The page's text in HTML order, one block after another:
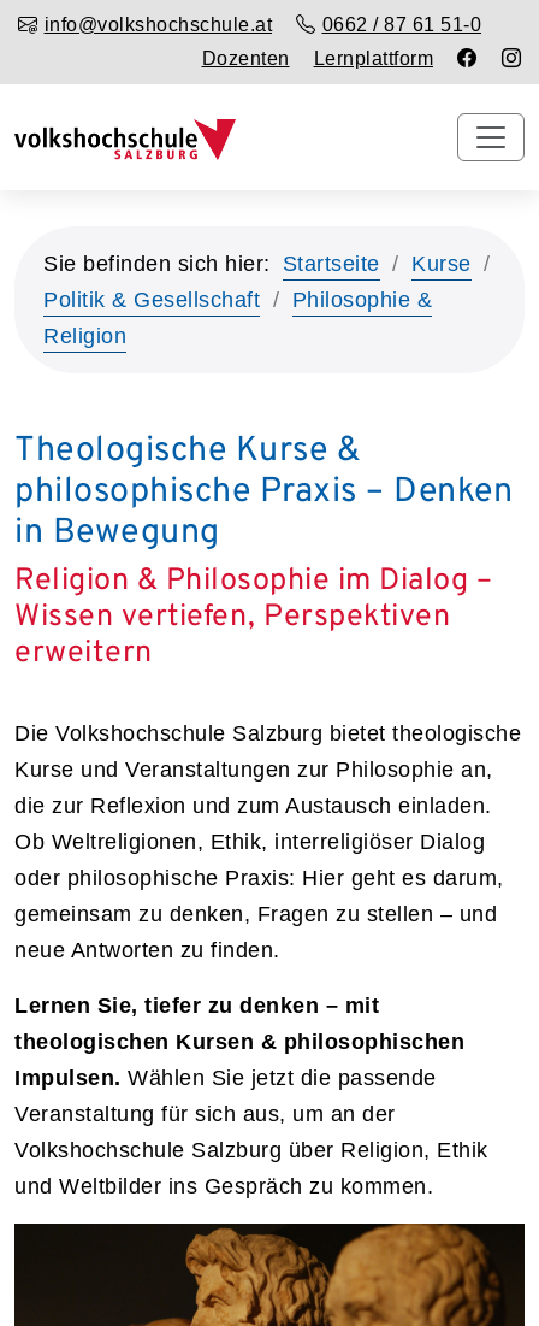
info@volkshochschule.at
0662 / 87 61 51-0
Dozenten
Lernplattform
Sie befinden sich hier: Startseite
Kurse
Politik & Gesellschaft
Philosophie &
Religion
Theologische Kurse &
philosophische Praxis – Denken
in Bewegung
Religion & Philosophie im Dialog –
Wissen vertiefen, Perspektiven
erweitern
Die Volkshochschule Salzburg bietet theologische
Kurse und Veranstaltungen zur Philosophie an,
die zur Reflexion und zum Austausch einladen.
Ob Weltreligionen, Ethik, interreligiöser Dialog
oder philosophische Praxis: Hier geht es darum,
gemeinsam zu denken, Fragen zu stellen – und
neue Antworten zu finden.
Lernen Sie, tiefer zu denken – mit
theologischen Kursen & philosophischen
Impulsen. Wählen Sie jetzt die passende
Veranstaltung für sich aus, um an der
Volkshochschule Salzburg über Religion, Ethik
und Weltbilder ins Gespräch zu kommen.